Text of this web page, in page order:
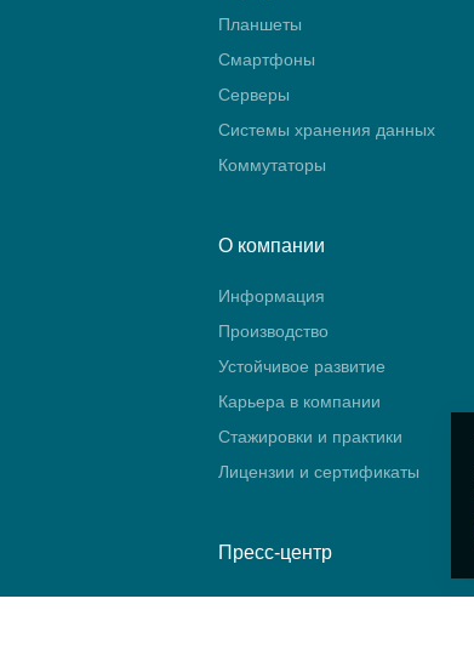
Планшеты
Смартфоны
Серверы
Системы хранения данных
Коммутаторы
О компании
Информация
Производство
Устойчивое развитие
Карьера в компании
Стажировки и практики
Лицензии и сертификаты
Пресс-центр
Новости